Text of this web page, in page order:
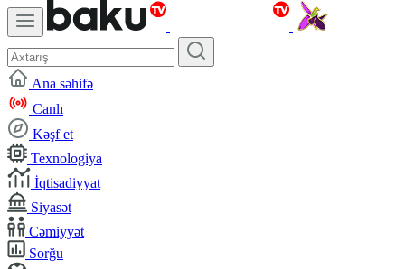
Ana səhifə
Canlı
Kəşf et
Texnologiya
İqtisadiyyat
Siyasət
Cəmiyyət
Sorğu